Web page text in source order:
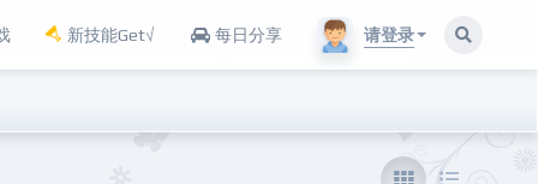
新技能Get√ 每日分享 请登录